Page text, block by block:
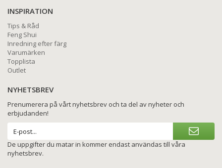
INSPIRATION
Tips & Råd
Feng Shui
Inredning efter färg
Varumärken
Topplista
Outlet
NYHETSBREV
Prenumerera på vårt nyhetsbrev och ta del av nyheter och
erbjudanden!
De uppgifter du matar in kommer endast användas till våra
nyhetsbrev.